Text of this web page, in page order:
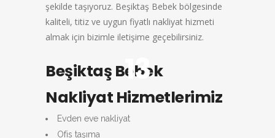
13
şekilde taşıyoruz. Beşiktaş Bebek bölgesinde
kaliteli, titiz ve uygun fiyatlı nakliyat hizmeti
almak için bizimle iletişime geçebilirsiniz.
Beşiktaş Bebek
Nakliyat Hizmetlerimiz
Evden eve nakliyat
Ofis taşıma